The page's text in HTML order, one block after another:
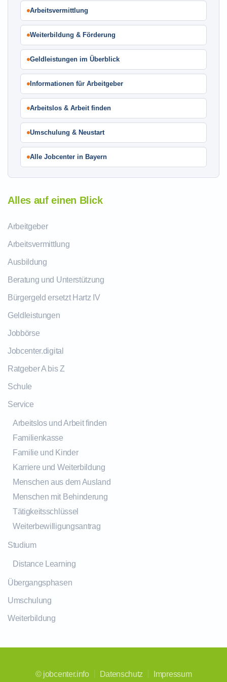
Arbeitsvermittlung
Weiterbildung & Förderung
Geldleistungen im Überblick
Informationen für Arbeitgeber
Arbeitslos & Arbeit finden
Umschulung & Neustart
Alle Jobcenter in Bayern
Alles auf einen Blick
Arbeitgeber
Arbeitsvermittlung
Ausbildung
Beratung und Unterstützung
Bürgergeld ersetzt Hartz IV
Geldleistungen
Jobbörse
Jobcenter.digital
Ratgeber A bis Z
Schule
Service
Arbeitslos und Arbeit finden
Familienkasse
Familie und Kinder
Karriere und Weiterbildung
Menschen aus dem Ausland
Menschen mit Behinderung
Tätigkeitsschlüssel
Weiterbewilligungsantrag
Studium
Distance Learning
Übergangsphasen
Umschulung
Weiterbildung
© jobcenter.info Datenschutz Impressum